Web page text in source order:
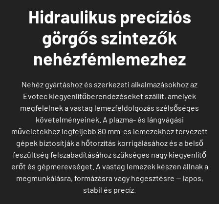
Hidraulikus precíziós
görgős szintezők
nehézfémlemezhez
Nehéz gyártáshoz és szerkezeti alkalmazásokhoz az
Evotec kiegyenlítőberendezéseket szállít, amelyek
megfelelnek a vastag lemezfeldolgozás szélsőséges
követelményeinek. A plazma- és lángvágási
műveletekhez legfeljebb 80 mm-es lemezekhez tervezett
gépek biztosítják a hőtorzítás korrigálásához és a belső
feszültség felszabadításához szükséges nagy kiegyenlítő
erőt és gépmerevséget. A vastag lemezek készen állnak a
megmunkálásra, formázásra vagy hegesztésre — lapos,
stabil és precíz.